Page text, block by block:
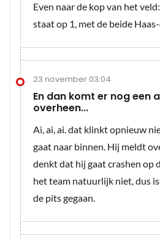
Even naar de kop van het
staat op 1, met de beide
23 november 03:04
En dan komt er nog een
overheen...
Ai, ai, ai. dat klinkt opnieuw
gaat naar binnen. Hij meldt
denkt dat hij gaat crashen op
het team natuurlijk niet, dus
de pits gegaan.